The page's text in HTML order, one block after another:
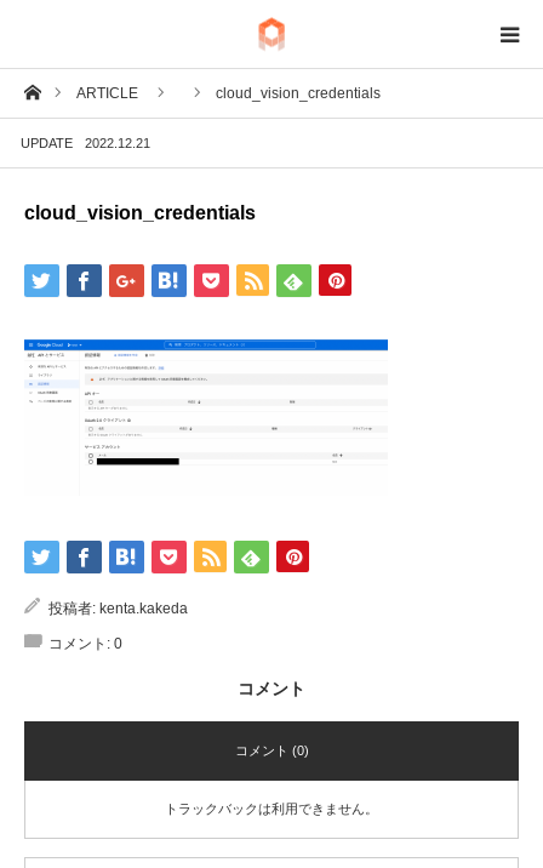
ホームARTICLE cloud_vision_credentials
UPDATE 2022.12.21
cloud_vision_credentials
投稿者: kenta.kakeda
コメント: 0
コメント
コメント (0)
トラックバックは利用できません。
BIM
IoT